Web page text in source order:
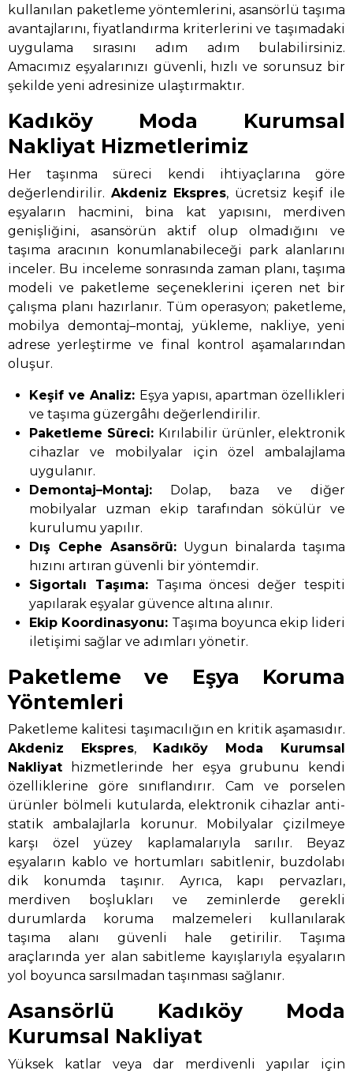
kullanılan paketleme yöntemlerini, asansörlü taşıma
avantajlarını, fiyatlandırma kriterlerini ve taşımadaki
uygulama sırasını adım adım bulabilirsiniz.
Amacımız eşyalarınızı güvenli, hızlı ve sorunsuz bir
şekilde yeni adresinize ulaştırmaktır.
Kadıköy Moda Kurumsal
Nakliyat Hizmetlerimiz
Her taşınma süreci kendi ihtiyaçlarına göre
değerlendirilir. Akdeniz Ekspres, ücretsiz keşif ile
eşyaların hacmini, bina kat yapısını, merdiven
genişliğini, asansörün aktif olup olmadığını ve
taşıma aracının konumlanabileceği park alanlarını
inceler. Bu inceleme sonrasında zaman planı, taşıma
modeli ve paketleme seçeneklerini içeren net bir
çalışma planı hazırlanır. Tüm operasyon; paketleme,
mobilya demontaj–montaj, yükleme, nakliye, yeni
adrese yerleştirme ve final kontrol aşamalarından
oluşur.
Keşif ve Analiz: Eşya yapısı, apartman özellikleri
ve taşıma güzergâhı değerlendirilir.
Paketleme Süreci: Kırılabilir ürünler, elektronik
cihazlar ve mobilyalar için özel ambalajlama
uygulanır.
Demontaj–Montaj: Dolap, baza ve diğer
mobilyalar uzman ekip tarafından sökülür ve
kurulumu yapılır.
Dış Cephe Asansörü: Uygun binalarda taşıma
hızını artıran güvenli bir yöntemdir.
Sigortalı Taşıma:Taşıma öncesi değer tespiti
yapılarak eşyalar güvence altına alınır.
Ekip Koordinasyonu: Taşıma boyunca ekip lideri
iletişimi sağlar ve adımları yönetir.
Paketleme ve Eşya Koruma
Yöntemleri
Paketleme kalitesi taşımacılığın en kritik aşamasıdır.
Akdeniz Ekspres,
Kadıköy Moda Kurumsal
Nakliyat hizmetlerinde her eşya grubunu kendi
özelliklerine göre sınıflandırır. Cam ve porselen
ürünler bölmeli kutularda, elektronik cihazlar anti-
statik ambalajlarla korunur. Mobilyalar çizilmeye
karşı özel yüzey kaplamalarıyla sarılır. Beyaz
eşyaların kablo ve hortumları sabitlenir, buzdolabı
dik konumda taşınır. Ayrıca, kapı pervazları,
merdiven boşlukları ve zeminlerde gerekli
durumlarda koruma malzemeleri kullanılarak
taşıma alanı güvenli hale getirilir. Taşıma
araçlarında yer alan sabitleme kayışlarıyla eşyaların
yol boyunca sarsılmadan taşınması sağlanır.
Asansörlü Kadıköy Moda
Kurumsal Nakliyat
Yüksek katlar veya dar merdivenli yapılar için